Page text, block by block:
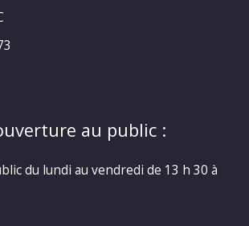
au public :
du lundi au vendredi de 13 h 30 à